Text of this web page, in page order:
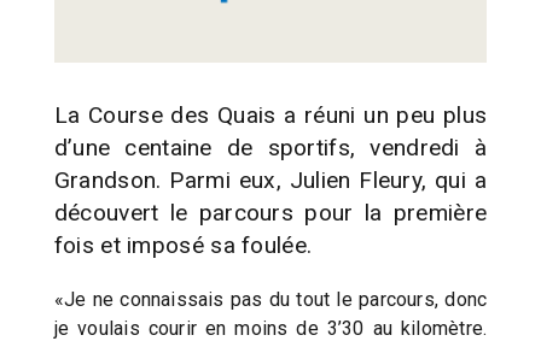
La Course des Quais a réuni un peu plus
d’une centaine de sportifs, vendredi à
Grandson. Parmi eux, Julien Fleury, qui a
découvert le parcours pour la première
fois et imposé sa foulée.
«Je ne connaissais pas du tout le parcours, donc
je voulais courir en moins de 3’30 au kilomètre.